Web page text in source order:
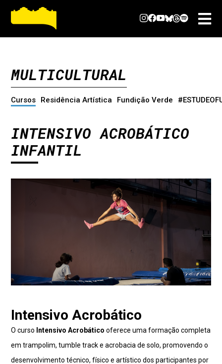
MULTICULTURAL
Cursos Residência Artística Fundição Verde
INTENSIVO ACROBÁTICO
INFANTIL
Intensivo Acrobático
O curso Intensivo Acrobático oferece uma formação completa
em trampolim, tumble track e acrobacia de solo, promovendo o
desenvolvimento técnico, físico e artístico dos participantes por